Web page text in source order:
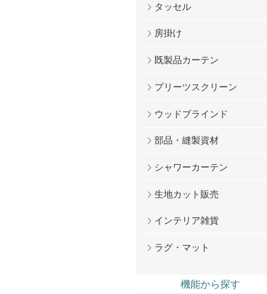
タッセル
房掛け
既製品カーテン
プリーツスクリーン
ウッドブラインド
部品・縫製資材
シャワーカーテン
生地カット販売
インテリア雑貨
ラグ・マット
機能から探す